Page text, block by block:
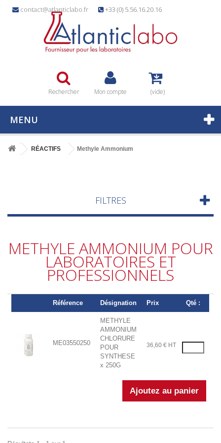
contact@atlanticlabo.fr +33 (0) 5.56.16.20.16
Rechercher Mon compte (vide)
MENU
RÉACTIFS Methyle Ammonium
FILTRES
METHYLE AMMONIUM POUR
LABORATOIRES ET
PROFESSIONNELS
Référence Désignation Prix Qté :
ME03550250
METHYLE
AMMONIUM
CHLORURE
POUR
SYNTHESE
x 250G
36,60 € HT